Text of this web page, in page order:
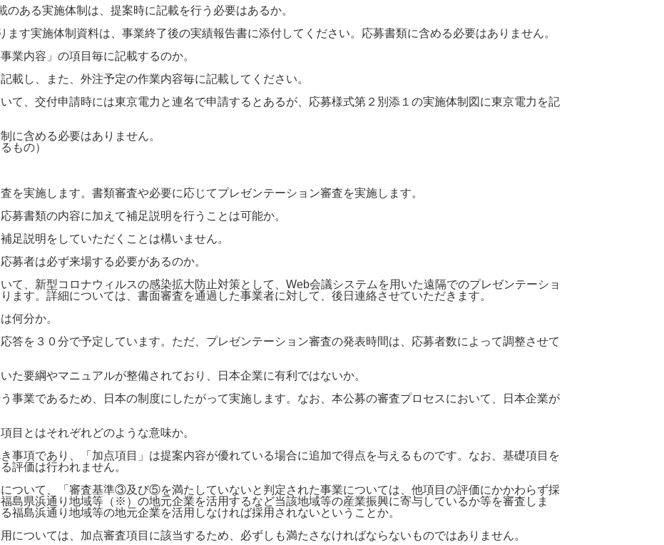
ある実施体制は、提案時に記載を行う必要はあるか。
す実施体制資料は、事業終了後の実績報告書に添付してください。応募書類に含める必要はありません。
業内容」の項目毎に記載するのか。
し、また、外注予定の作業内容毎に記載してください。
て、交付申請時には東京電力と連名で申請するとあるが、応募様式第２別添１の実施体制図に東京電力を記
に含める必要はありません。
もの）
実施します。書類審査や必要に応じてプレゼンテーション審査を実施します。
書類の内容に加えて補足説明を行うことは可能か。
説明をしていただくことは構いません。
者は必ず来場する必要があるのか。
て、新型コロナウィルスの感染拡大防止対策として、Web会議システムを用いた遠隔でのプレゼンテーショ
ます。詳細については、書面審査を通過した事業者に対して、後日連絡させていただきます。
何分か。
答を３０分で予定しています。ただ、プレゼンテーション審査の発表時間は、応募者数によって調整させて
要綱やマニュアルが整備されており、日本企業に有利ではないか。
事業であるため、日本の制度にしたがって実施します。なお、本公募の審査プロセスにおいて、日本企業が
目とはそれぞれどのような意味か。
事項であり、「加点項目」は提案内容が優れている場合に追加で得点を与えるものです。なお、基礎項目を
評価は行われません。
ついて、「審査基準③及び⑤を満たしていないと判定された事業については、他項目の評価にかかわらず採
島県浜通り地域等（※）の地元企業を活用するなど当該地域等の産業振興に寄与しているか等を審査しま
福島浜通り地域等の地元企業を活用しなければ採用されないということか。
については、加点審査項目に該当するため、必ずしも満たさなければならないものではありません。